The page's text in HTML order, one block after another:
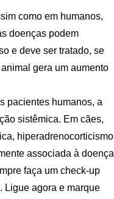
como em humanos,
doenças podem
e deve ser tratado, se
gera um aumento
pacientes humanos, a
sistêmica. Em cães,
hiperadrenocorticismo
associada à doença
faça um check-up
Ligue agora e marque